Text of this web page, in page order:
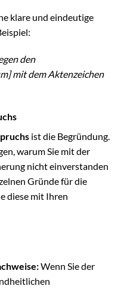
klare und eindeutige
den
mit dem Aktenzeichen
ist die Begründung.
warum Sie mit der
nicht einverstanden
Gründe für die
diese mit Ihren
Wenn Sie der